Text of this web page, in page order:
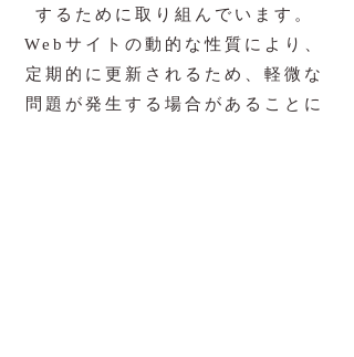
するために取り組んでいます。
Webサイトの動的な性質により、
定期的に更新されるため、軽微な
問題が発生する場合があることに